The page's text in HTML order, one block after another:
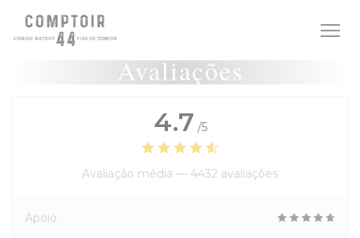
Painel de Gerenciamento de Cookies
Avaliações
4.7 /5
Avaliação média — 4432 avaliações
Apoio